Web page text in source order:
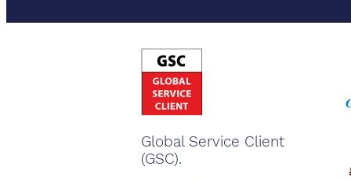
Global Service Client
(GSC).